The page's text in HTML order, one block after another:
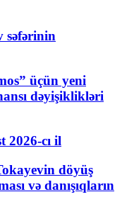
səfərinin
üçün yeni
dəyişiklikləri
2026-cı il
döyüş
və danışıqların